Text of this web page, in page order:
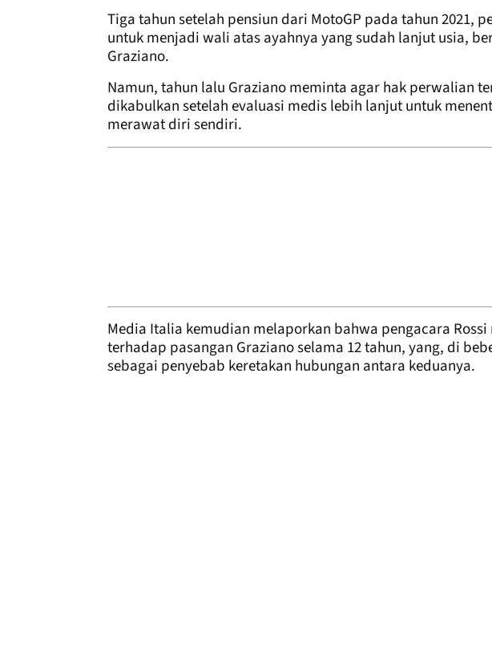
Tiga tahun setelah pensiun dari MotoGP pada tahun 2021,
untuk menjadi wali atas ayahnya yang sudah lanjut usia,
Graziano.
Namun, tahun lalu Graziano meminta agar hak perwalian
dikabulkan setelah evaluasi medis lebih lanjut untuk
merawat diri sendiri.
Media Italia kemudian melaporkan bahwa pengacara
terhadap pasangan Graziano selama 12 tahun, yang, di
sebagai penyebab keretakan hubungan antara keduanya.